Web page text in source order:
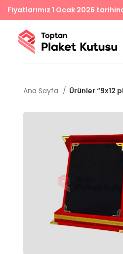
Ana Sayfa Ürünler “9x12
Fiyatlarımız 1 Ocak 2026